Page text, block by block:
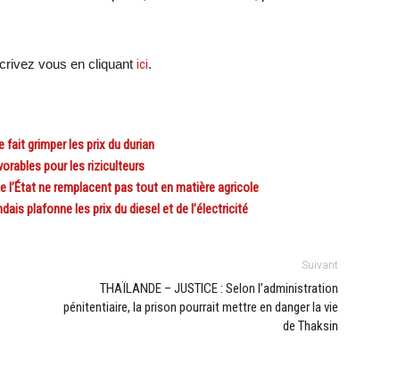
vous en cliquant ici.
fait grimper les prix du durian
pour les riziculteurs
l’État ne remplacent pas tout en matière agricole
plafonne les prix du diesel et de l’électricité
Suivant
THAÏLANDE – JUSTICE : Selon l’administration
pénitentiaire, la prison pourrait mettre en danger la vie
de Thaksin